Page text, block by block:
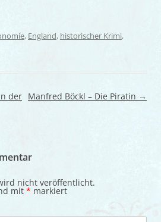
, England, historischer Krimi,
der Manfred Böckl – Die Piratin →
nicht veröffentlicht.
mit * markiert